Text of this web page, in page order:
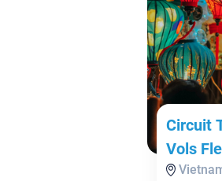
Circuit
Vols